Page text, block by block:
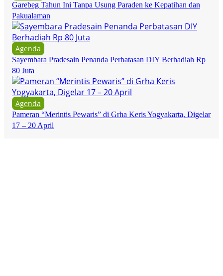
Garebeg Tahun Ini Tanpa Usung Paraden ke Kepatihan dan
Pakualaman
Agenda
Sayembara Pradesain Penanda Perbatasan DIY Berhadiah Rp
80 Juta
Agenda
Pameran “Merintis Pewaris” di Grha Keris Yogyakarta, Digelar
17 – 20 April